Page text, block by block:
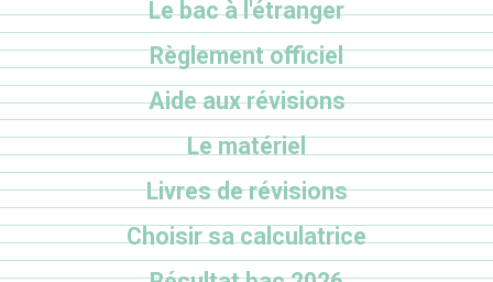
Le bac à l'étranger
Règlement officiel
Aide aux révisions
Le matériel
Livres de révisions
Choisir sa calculatrice